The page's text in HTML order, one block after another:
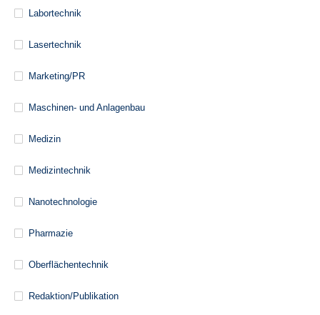
Labortechnik
Lasertechnik
Marketing/PR
Maschinen- und Anlagenbau
Medizin
Medizintechnik
Nanotechnologie
Pharmazie
Oberflächentechnik
Redaktion/Publikation